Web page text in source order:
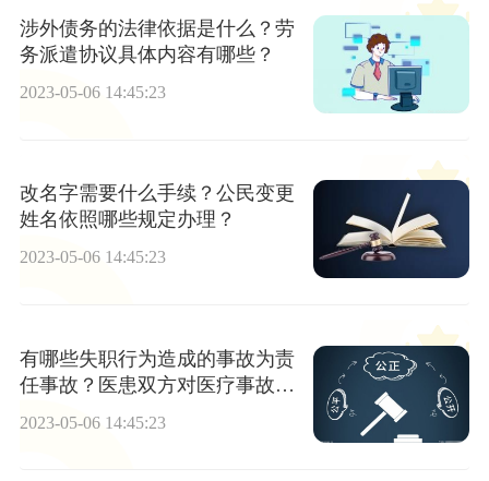
涉外债务的法律依据是什么？劳
务派遣协议具体内容有哪些？
2023-05-06 14:45:23
改名字需要什么手续？公民变更
姓名依照哪些规定办理？
2023-05-06 14:45:23
有哪些失职行为造成的事故为责
任事故？医患双方对医疗事故的
2023-05-06 14:45:23